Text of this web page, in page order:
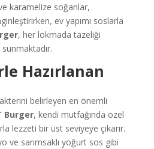
karamelize soğanlar,
ev yapımı soslarla
, her lokmada tazeliği
Hazırlanan
belirleyen en önemli
Burger, kendi mutfağında özel
lezzeti bir üst seviyeye çıkarır.
ve sarımsaklı yoğurt sos gibi